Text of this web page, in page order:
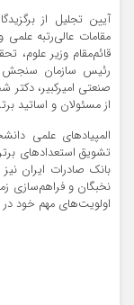
آیین تجلیل از
مقامات عالی‌رتبه
قائم‌مقام وزیر علوم،
رئیس سازمان سنجش
صنعتی امیرکبیر،
از مسئولان و اساتید
المپیادهای علمی
تشویق استعدادهای
بانک صادرات ایران
نخبگان و فراهم‌سازی
اولویت‌های مهم خود